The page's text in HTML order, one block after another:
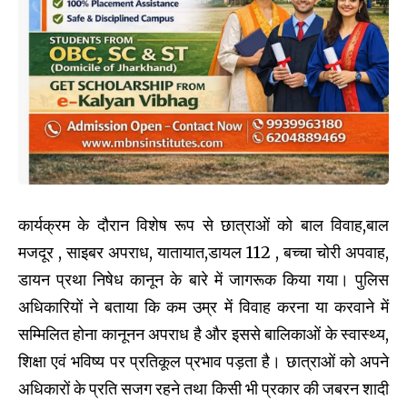
कार्यक्रम के दौरान विशेष रूप से छात्राओं को बाल विवाह,बाल
मजदूर , साइबर अपराध, यातायात,डायल 112 , बच्चा चोरी अपवाह,
डायन प्रथा निषेध कानून के बारे में जागरूक किया गया। पुलिस
अधिकारियों ने बताया कि कम उम्र में विवाह करना या करवाने में
सम्मिलित होना कानूनन अपराध है और इससे बालिकाओं के स्वास्थ्य,
शिक्षा एवं भविष्य पर प्रतिकूल प्रभाव पड़ता है। छात्राओं को अपने
अधिकारों के प्रति सजग रहने तथा किसी भी प्रकार की जबरन शादी